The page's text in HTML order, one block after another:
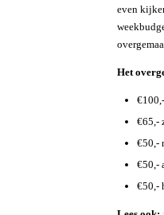
even
Het
€65,-
€50,-
€50,-
€50,-